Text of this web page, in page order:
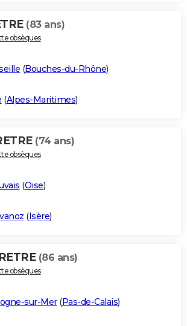
(83 ans)
obsèques
(Bouches-du-Rhône)
(Alpes-Maritimes)
(74 ans)
obsèques
(Oise)
(Isère)
(86 ans)
obsèques
sur-Mer(Pas-de-Calais)